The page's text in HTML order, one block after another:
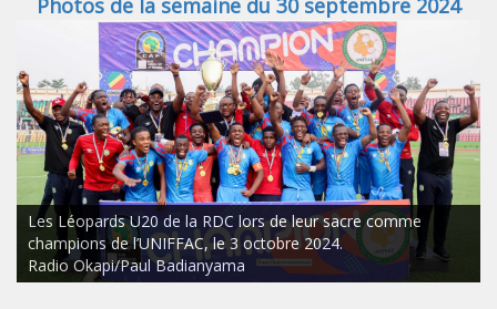
Photos de la semaine du 30 septembre 2024
Les Léopards U20 de la RDC lors de leur sacre comme
champions de l’UNIFFAC, le 3 octobre 2024.
Radio Okapi/Paul Badianyama